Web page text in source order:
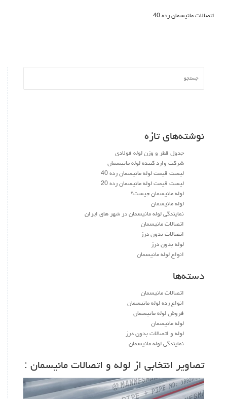
مانیسمان رده 40
تازه
جدول قطر و وزن لوله فولادی
شرکت وارد کننده لوله مانیسمان
لیست قیمت لوله مانیسمان رده 40
لیست قیمت لوله مانیسمان رده 20
لوله مانیسمان چیست؟
لوله مانیسمان
نمایندگی لوله مانیسمان در شهر های ایران
اتصالات مانیسمان
اتصالات بدون درز
لوله بدون درز
انواع لوله مانیسمان
اتصالات مانیسمان
انواع رده لوله مانیسمان
فروش لوله مانیسمان
لوله مانیسمان
لوله و اتصالات بدون درز
نمایندگی لوله مانیسمان
انتخابی از لوله و اتصالات مانیسمان :